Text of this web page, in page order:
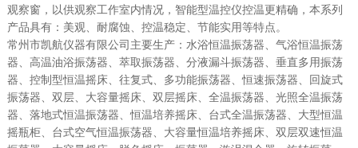
观察窗，以供观察工作室内情况，智能型温控仪控温更精确，本系列
产品具有：美观、耐腐蚀、控温稳定、节能实用等特点。
常州市凯航仪器有限公司主要生产：水浴恒温振荡器、气浴恒温振荡
器、高温油浴振荡器、萃取振荡器、分液漏斗振荡器、垂直多用振荡
器、控制型恒温摇床、往复式、多功能振荡器、恒速振荡器、回旋式
振荡器、双层、大容量摇床、双层摇床、全温振荡器、光照全温振荡
器、落地式恒温振荡器、恒温培养摇床、台式全温振荡器、大型恒温
摇瓶柜、台式空气恒温振荡器、大容量恒温培养摇床、双层双速恒温